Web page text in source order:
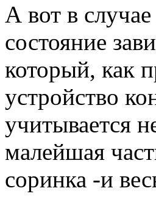
А вот в
состояние
который, как
устройство
учитывается
малейшая
соринка -и